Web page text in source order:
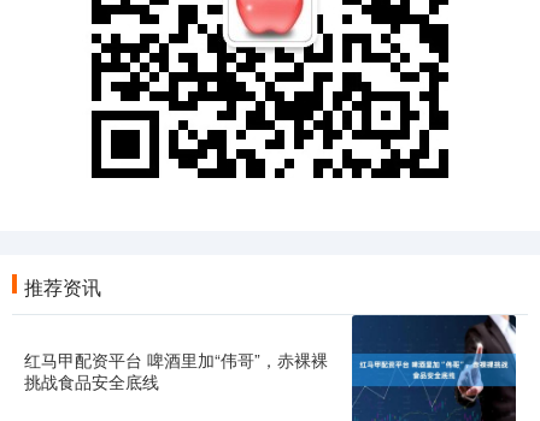
推荐资讯
红马甲配资平台 啤酒里加“伟哥”，赤裸裸
挑战食品安全底线